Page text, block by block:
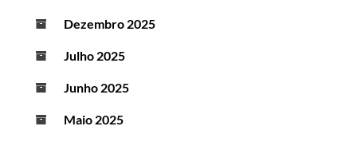
Dezembro 2025
Julho 2025
Junho 2025
Maio 2025